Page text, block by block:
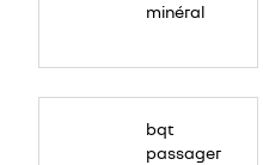
minéral
bqt
passager